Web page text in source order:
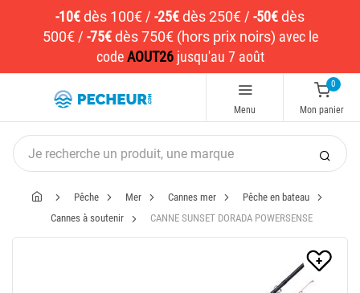
-10€dès 100€ / -25€dès 250€ / -50€dès
500€/ -75€ dès 750€ (hors prix noirs) avec le
codeAOUT26jusqu'au 7 août
Menu
0
Mon panier
Pêche Mer Cannes mer
Pêche en bateau
Cannes à soutenir
CANNE SUNSET DORADA POWERSENSE